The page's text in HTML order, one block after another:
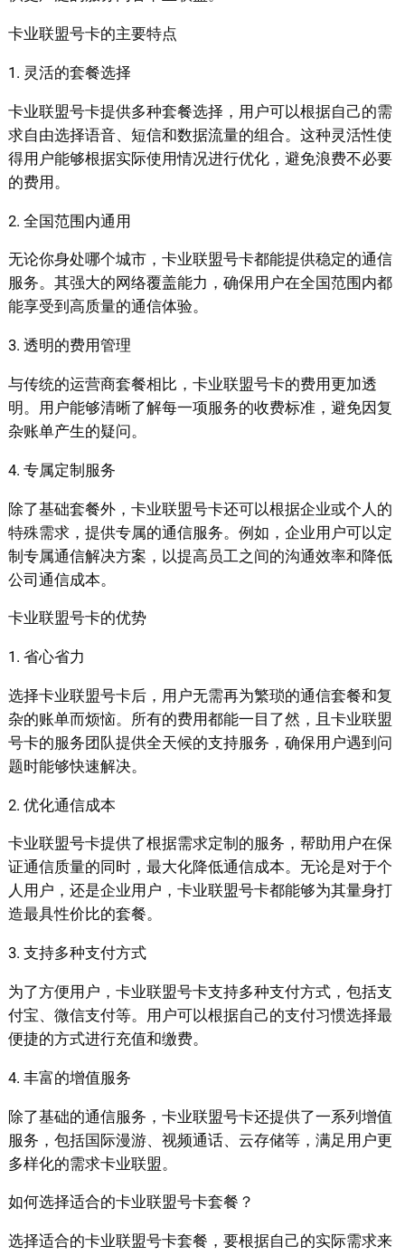
卡业联盟号卡的主要特点
1. 灵活的套餐选择
卡业联盟号卡提供多种套餐选择，用户可以根据自己的需
求自由选择语音、短信和数据流量的组合。这种灵活性使
得用户能够根据实际使用情况进行优化，避免浪费不必要
的费用。
2. 全国范围内通用
无论你身处哪个城市，卡业联盟号卡都能提供稳定的通信
服务。其强大的网络覆盖能力，确保用户在全国范围内都
能享受到高质量的通信体验。
3. 透明的费用管理
与传统的运营商套餐相比，卡业联盟号卡的费用更加透
明。用户能够清晰了解每一项服务的收费标准，避免因复
杂账单产生的疑问。
4. 专属定制服务
除了基础套餐外，卡业联盟号卡还可以根据企业或个人的
特殊需求，提供专属的通信服务。例如，企业用户可以定
制专属通信解决方案，以提高员工之间的沟通效率和降低
公司通信成本。
卡业联盟号卡的优势
1. 省心省力
选择卡业联盟号卡后，用户无需再为繁琐的通信套餐和复
杂的账单而烦恼。所有的费用都能一目了然，且卡业联盟
号卡的服务团队提供全天候的支持服务，确保用户遇到问
题时能够快速解决。
2. 优化通信成本
卡业联盟号卡提供了根据需求定制的服务，帮助用户在保
证通信质量的同时，最大化降低通信成本。无论是对于个
人用户，还是企业用户，卡业联盟号卡都能够为其量身打
造最具性价比的套餐。
3. 支持多种支付方式
为了方便用户，卡业联盟号卡支持多种支付方式，包括支
付宝、微信支付等。用户可以根据自己的支付习惯选择最
便捷的方式进行充值和缴费。
4. 丰富的增值服务
除了基础的通信服务，卡业联盟号卡还提供了一系列增值
服务，包括国际漫游、视频通话、云存储等，满足用户更
多样化的需求卡业联盟。
如何选择适合的卡业联盟号卡套餐？
选择适合的卡业联盟号卡套餐，要根据自己的实际需求来